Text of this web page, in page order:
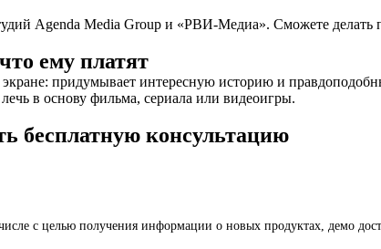
Agenda Media Group и «РВИ-Медиа». Сможете
ему платят
экране: придумывает интересную историю и
в основу фильма, сериала или видеоигры.
бесплатную консультацию
с целью получения информации о новых продуктах, демо